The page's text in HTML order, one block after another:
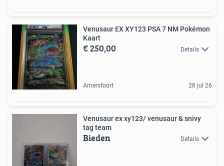
Venusaur EX XY123 PSA 7 NM Pokémon
Kaart
€ 250,00 Details
Amersfoort 28 jul 26
Venusaur ex xy123/ venusaur & snivy
tag team
Bieden Details